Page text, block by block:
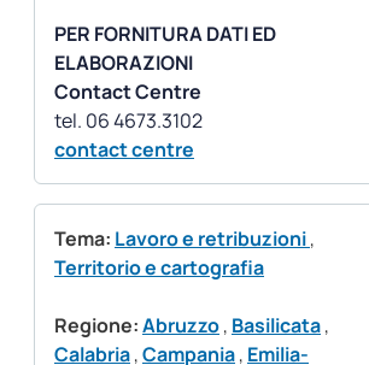
PER FORNITURA DATI ED
ELABORAZIONI
Contact Centre
contact centre
Tema: Lavoro e retribuzioni,
Territorio e cartografia
Regione:Abruzzo, Basilicata,
Calabria,Campania, Emilia-